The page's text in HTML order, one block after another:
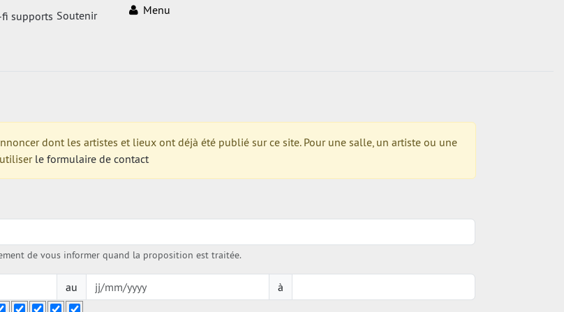
Soutenir Menu
dont les artistes et lieux ont déjà été publié sur ce site. Pour une salle, un artiste ou une
le formulaire de contact
de vous informer quand la proposition est traitée.
au
à